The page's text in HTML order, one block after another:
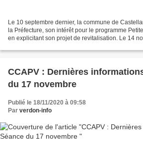
Le 10 septembre dernier, la commune de
la Préfecture, son intérêt pour le programme
en explicitant son projet de revitalisation. Le 14
CCAPV : Dernières informations sur la Séance
du 17 novembre
Publié le 18/11/2020 à 09:58
Par verdon-info